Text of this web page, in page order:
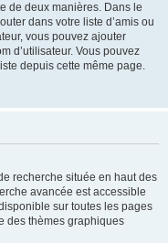
de deux manières. Dans le
dans votre liste d’amis ou
vous pouvez ajouter
d’utilisateur. Vous pouvez
depuis cette même page.
recherche située en haut des
avancée est accessible
sur toutes les pages
des thèmes graphiques